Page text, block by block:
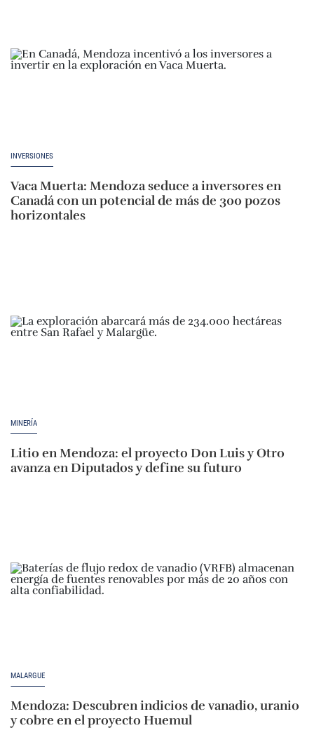
INVERSIONES
Vaca Muerta: Mendoza seduce a inversores en
Canadá con un potencial de más de 300 pozos
horizontales
MINERÍA
Litio en Mendoza: el proyecto Don Luis y Otro
avanza en Diputados y define su futuro
MALARGUE
Mendoza: Descubren indicios de vanadio, uranio
y cobre en el proyecto Huemul